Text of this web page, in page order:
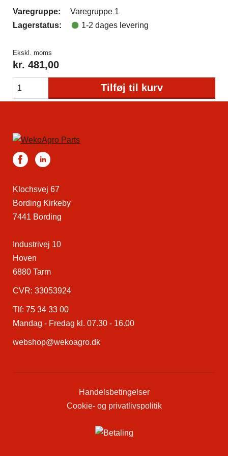
Varegruppe:
Varegruppe 1
Lagerstatus:
1-2 dages levering
Ekskl. moms
kr. 481,00
Tilføj til kurv
Klochsvej 67
Bording Kirkeby
7441 Bording
Industrivej 10
Hoven
6880 Tarm
CVR: 33053924
Tlf: 75 34 33 00
Mandag - Fredag kl. 07.30 - 16.00
webshop@wekoagro.dk
Handelsbetingelser
Cookie- og privatlivspolitik